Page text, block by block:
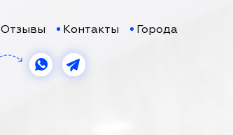
Отзывы Контакты Города